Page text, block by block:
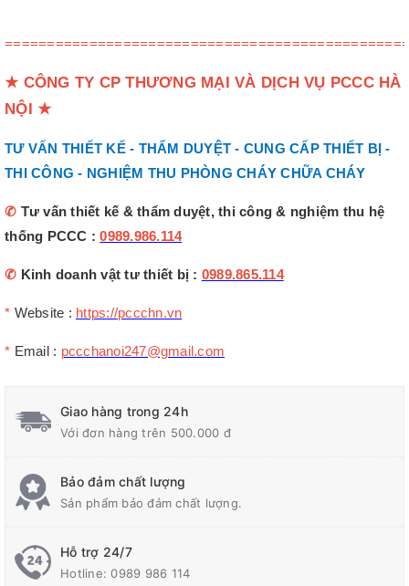
★ CÔNG TY CP THƯƠNG MẠI VÀ DỊCH VỤ PCCC HÀ
NỘI ★
TƯ VẤN THIẾT KẾ - THẨM DUYỆT - CUNG CẤP THIẾT BỊ -
THI CÔNG - NGHIỆM THU PHÒNG CHÁY CHỮA CHÁY
✆ Tư vấn thiết kế & thẩm duyệt, thi công & nghiệm thu hệ
thống PCCC :0989.986.114
✆ Kinh doanh vật tư thiết bị : 0989.865.114
* Website : https://pccchn.vn
* Email : pccchanoi247@gmail.com
Giao hàng trong 24h
Với đơn hàng trên 500.000 đ
Bảo đảm chất lượng
Sản phẩm bảo đảm chất lượng.
Hỗ trợ 24/7
Hotline:0989 986 114